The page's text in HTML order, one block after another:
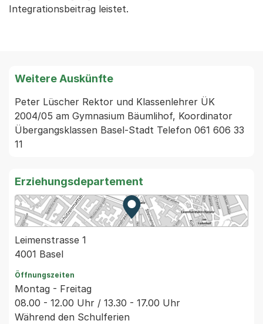
Integrationsbeitrag leistet.
Weitere Auskünfte
Peter Lüscher Rektor und Klassenlehrer ÜK
2004/05 am Gymnasium Bäumlihof, Koordinator
Übergangsklassen Basel-Stadt Telefon 061 606 33
11
Erziehungsdepartement
Zur Karte von MapBS.
Externer Link, wird in einem
Leimenstrasse 1
4001 Basel
Öffnungszeiten
Montag - Freitag
08.00 - 12.00 Uhr / 13.30 - 17.00 Uhr
Während den Schulferien